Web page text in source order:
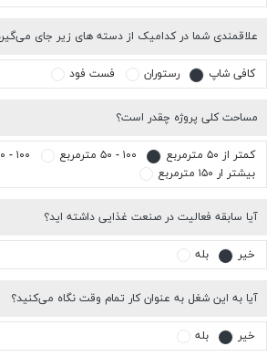
علاقمندی شما در کدامیک از دسته های زیر جای
کافی شاپ رستوران فست فود
مساحت کلی پروژه چقدر است؟
کمتر از ۵۰ مترمربع ۱۰۰ - ۵۰ مترمربع
۱۰۰ - ۱۵۰ مترمربع
بیشتر ار ۱۵۰ مترمربع
آیا سابقه فعالیت در صنعت غذایی داشته اید؟
خیر بله
آیا به این شغل به عنوان کار تمام وقت نگاه می‌کنید؟
خیر بله